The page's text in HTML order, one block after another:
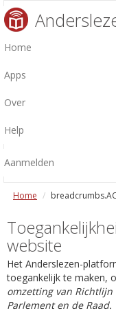
Home
Apps
Over
Help
Aanmelden
Home
website
Het Anderslezen-
toegankelijk te maken,
omzetting van Richtlijn
Parlement en de Raad.